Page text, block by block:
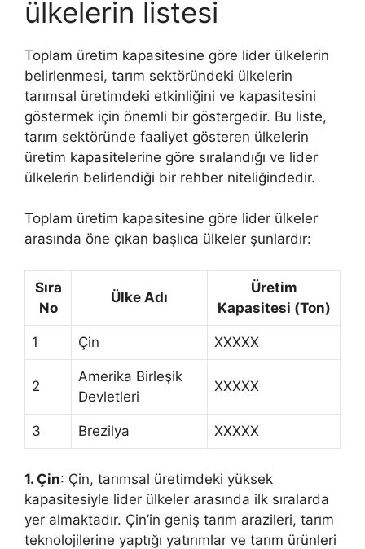
ülkelerin listesi
Toplam üretim kapasitesine göre lider ülkelerin
belirlenmesi, tarım sektöründeki ülkelerin
tarımsal üretimdeki etkinliğini ve kapasitesini
göstermek için önemli bir göstergedir. Bu liste,
tarım sektöründe faaliyet gösteren ülkelerin
üretim kapasitelerine göre sıralandığı ve lider
ülkelerin belirlendiği bir rehber niteliğindedir.
Toplam üretim kapasitesine göre lider ülkeler
arasında öne çıkan başlıca ülkeler şunlardır:
Sıra
No
Ülke Adı
Üretim
Kapasitesi (Ton)
1 Çin XXXXX
2
Amerika Birleşik
Devletleri
XXXXX
3 Brezilya XXXXX
1. Çin: Çin, tarımsal üretimdeki yüksek
kapasitesiyle lider ülkeler arasında ilk sıralarda
yer almaktadır. Çin’in geniş tarım arazileri, tarım
teknolojilerine yaptığı yatırımlar ve tarım ürünleri